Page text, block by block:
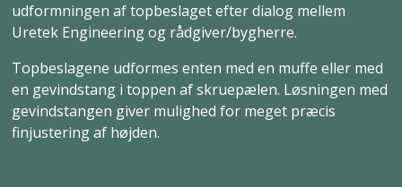
udformningen af topbeslaget efter dialog mellem
Uretek Engineering og rådgiver/bygherre.
Topbeslagene udformes enten med en muffe eller med
en gevindstang i toppen af skruepælen. Løsningen med
gevindstangen giver mulighed for meget præcis
finjustering af højden.